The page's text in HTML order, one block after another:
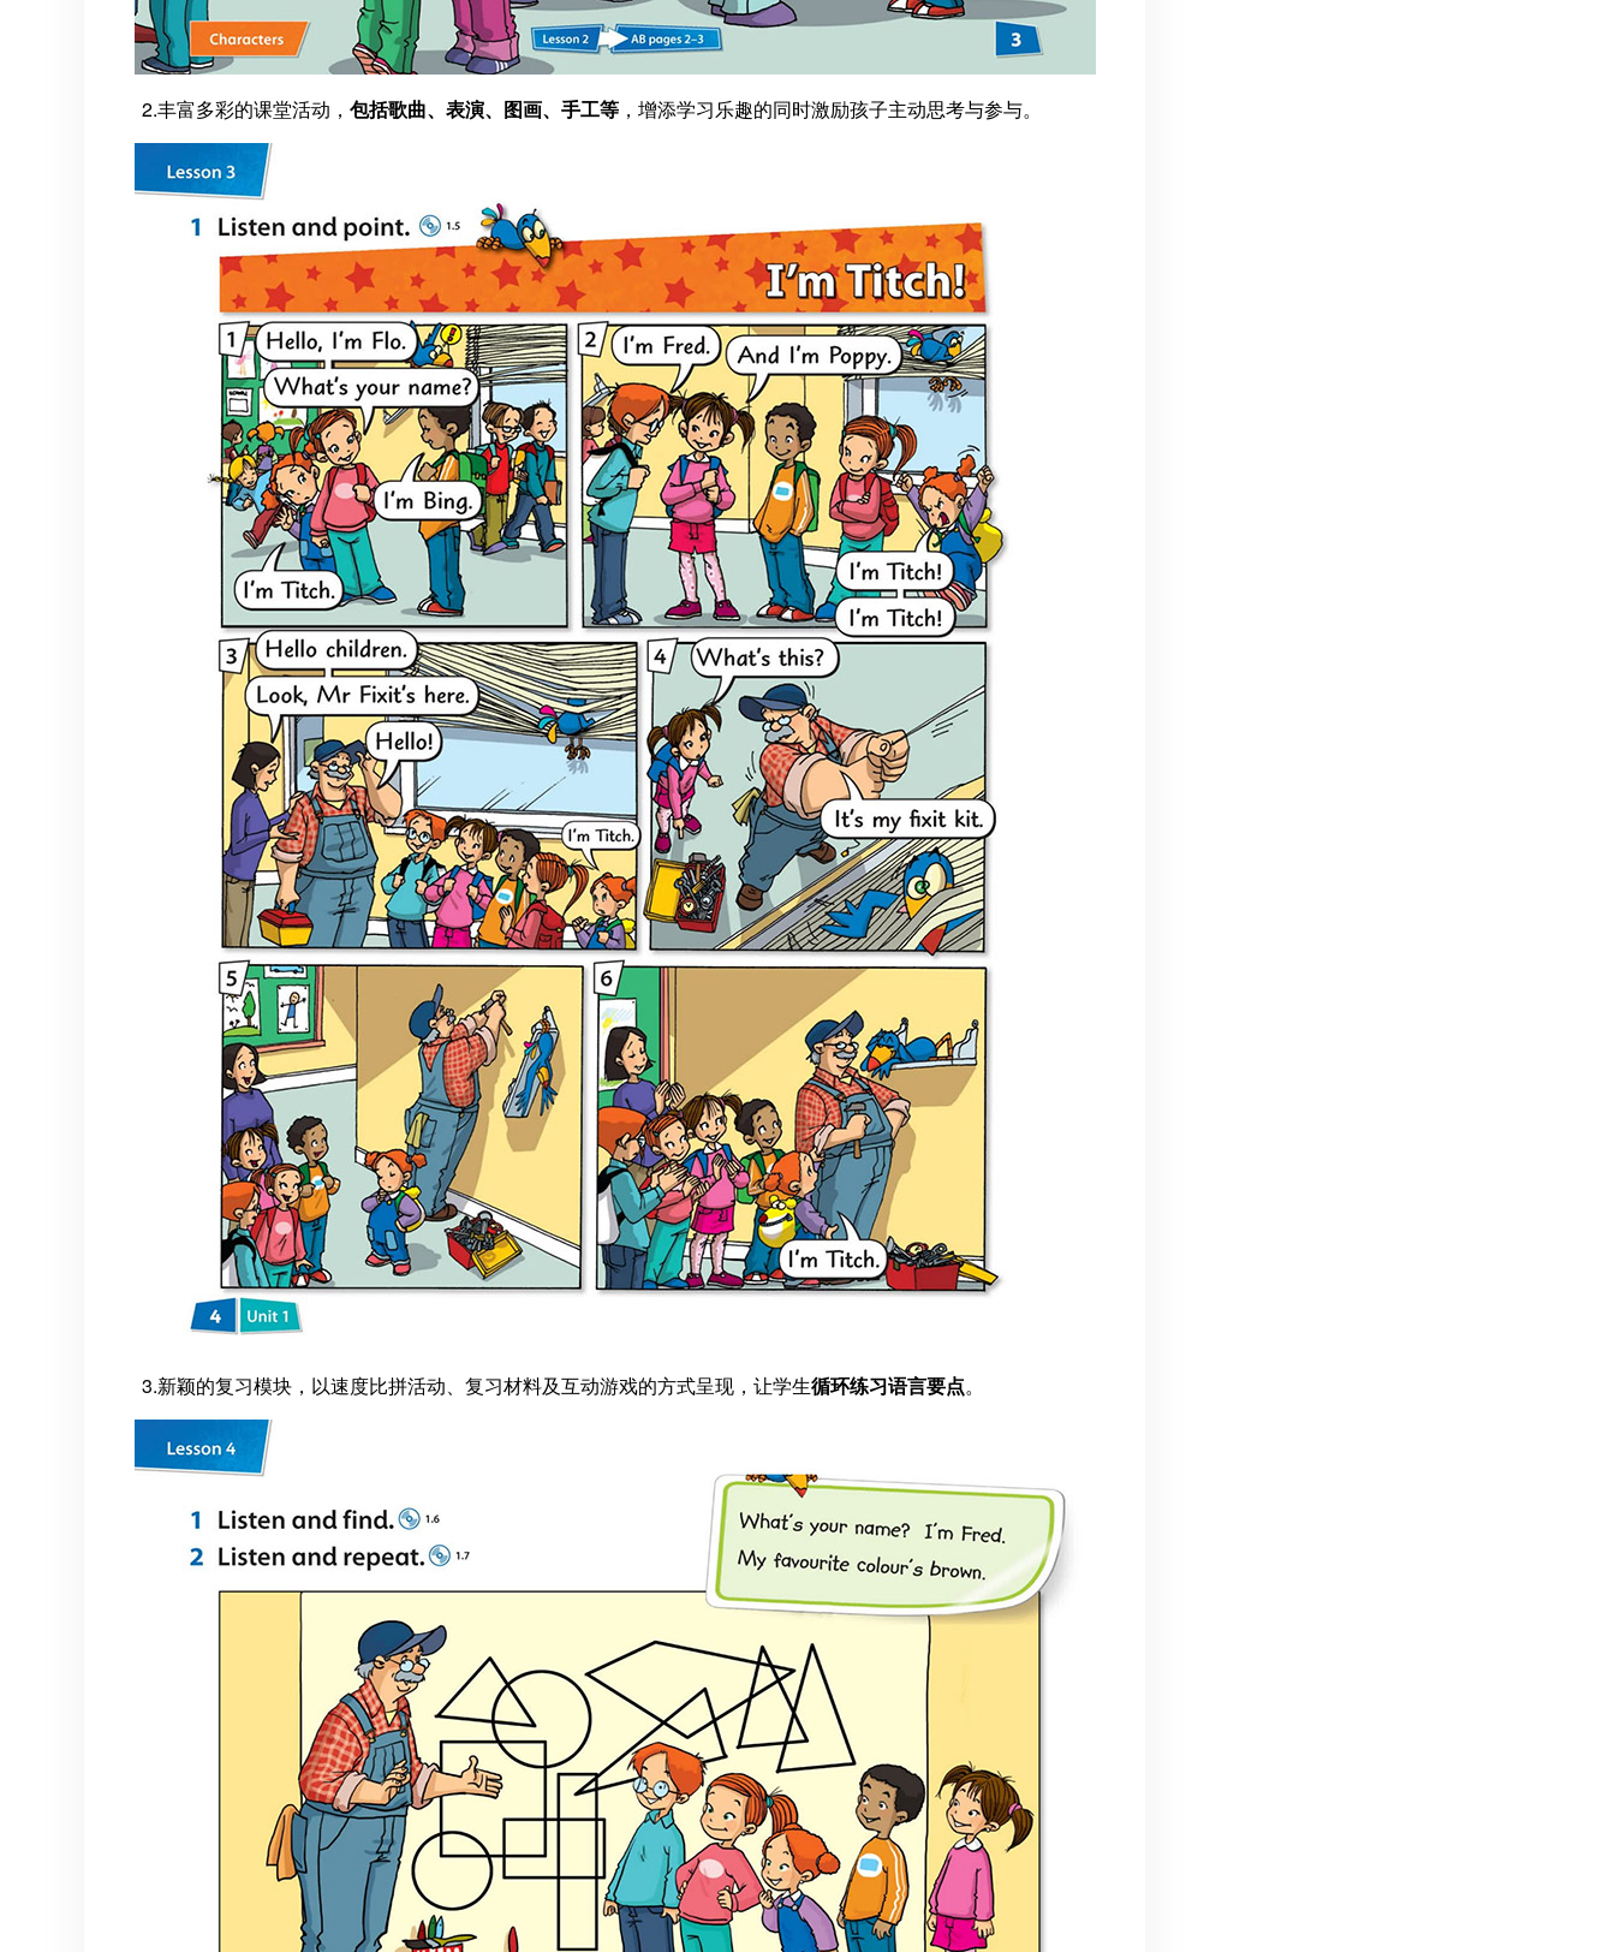
2.丰富多彩的课堂活动， 包括歌曲、表演、图画、手工等 ，增添学习乐趣的同时激励孩子主动思考与参与。
3.新颖的复习模块，以速度比拼活动、复习材料及互动游戏的方式呈现，让学生循环练习语言要点。